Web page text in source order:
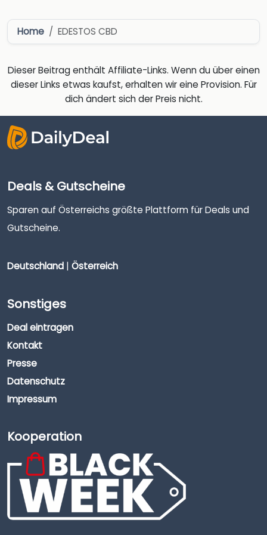
Home EDESTOS CBD
Dieser Beitrag enthält Affiliate-Links. Wenn du über einen
dieser Links etwas kaufst, erhalten wir eine Provision. Für
dich ändert sich der Preis nicht.
Deals & Gutscheine
Sparen auf Österreichs größte Plattform für Deals und
Gutscheine.
Deutschland | Österreich
Sonstiges
Deal eintragen
Kontakt
Presse
Datenschutz
Impressum
Kooperation